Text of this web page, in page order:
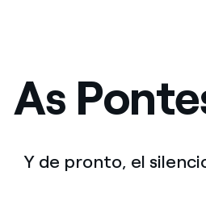
mis facturas de Endesa?
el titular del contrato?
una oferta para cambiar
As
Y de pronto, el